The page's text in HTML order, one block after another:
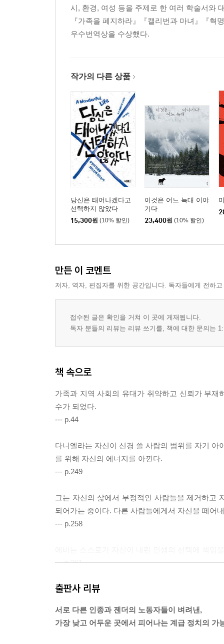
시, 환경, 여성 등을 주제로 한 여러 학술서와
『가족을 폐지하라』『캘리번과 마녀』『
우수번역상을 수상했다.
작가의 다른 상품
당신은 태어나겠다고
선택하지 않았다
15,300원 (10% 할인)
이것은 어느 늑대 이야
기다
23,400원 (10% 할인)
만든 이 코멘트
저자, 역자, 편집자를 위한 공간입니다. 독자들에게 전하
접수된 글은 확인을 거쳐 이 곳에 게재됩니다.
독자 분들의 리뷰는 리뷰 쓰기를, 책에 대한 문의는
책 속으로
가족과 지역 사회의 유대가 취약하고 신뢰가 부
수가 되었다.
--- p.44
다니엘라는 자신이 신경 쓸 사람의 범위를 자기
를 위해 자신의 에너지를 아낀다.
--- p.249
그는 자신의 삶에서 부정적인 사람들을 제거하고
되어가는 중이다. 다른 사람들에게서 자신을 떼어
--- p.258
--- p.261
사람들은 자신들이 자유롭고 공정하며 투명한 민
--- p.274
출판사 리뷰
서로 다른 인종과 젠더의 노동자들이 벼려낸,
가장 낮고 어두운 곳에서 피어나는 계급 정치의 가